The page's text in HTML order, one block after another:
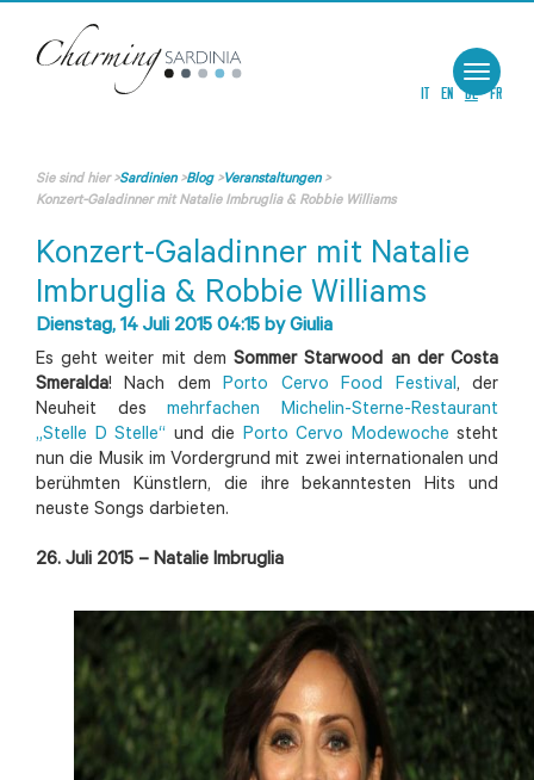
IT EN DE FR
Toggle
Sie sind hier>Sardinien>Blog>Veranstaltungen>
Konzert-Galadinner mit Natalie Imbruglia & Robbie Williams
Konzert-Galadinner mit Natalie
Imbruglia & Robbie Williams
Dienstag, 14 Juli 2015 04:15 byGiulia
Es geht weiter mit demSommer Starwood an der Costa
Smeralda! Nach demPorto Cervo Food Festival, der
Neuheit desmehrfachen Michelin-Sterne-Restaurant
„Stelle D Stelle“ und die Porto Cervo Modewoche steht
nun die Musik im Vordergrund mit zwei internationalen und
berühmten Künstlern, die ihre bekanntesten Hits und
neuste Songs darbieten.
26. Juli 2015 – Natalie Imbruglia